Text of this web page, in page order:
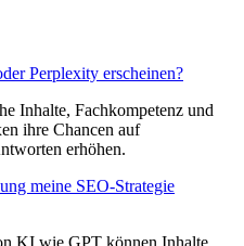
Perplexity erscheinen?
Inhalte, Fachkompetenz und
ihre Chancen auf
erhöhen.
meine SEO-Strategie
KI wie GPT können Inhalte